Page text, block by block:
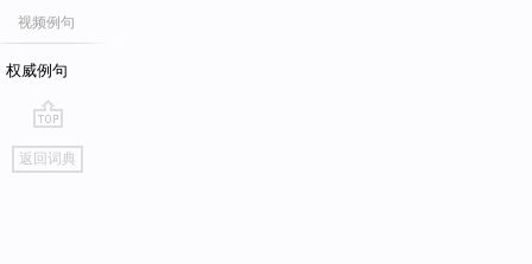
视频例句
权威例句
go
top
返回词典